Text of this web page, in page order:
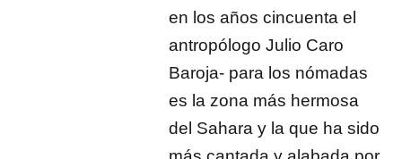
en los años cincuenta el
antropólogo Julio Caro
Baroja- para los nómadas
es la zona más hermosa
del Sahara y la que ha sido